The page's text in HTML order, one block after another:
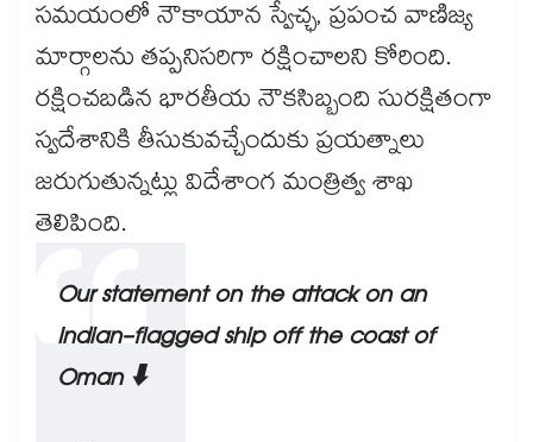
సమయంలో నౌకాయాన స్వేచ్ఛ, ప్రపంచ వాణిజ్య
మార్గాలను తప్పనిసరిగా రక్షించాలని కోరింది.
రక్షించబడిన భారతీయ నౌకసిబ్బంది సురక్షితంగా
స్వదేశానికి తీసుకువచ్చేందుకు ప్రయత్నాలు
జరుగుతున్నట్లు విదేశాంగ మంత్రిత్వ శాఖ
తెలిపింది.
Our statement on the attack on an
Indian-flagged ship off the coast of
Oman ⬇️